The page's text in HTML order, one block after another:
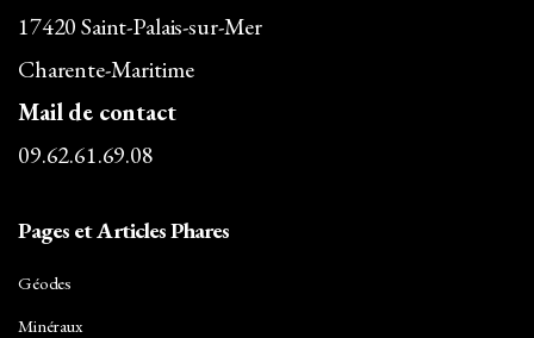
17420 Saint-Palais-sur-Mer
Charente-Maritime
Mail de contact
09.62.61.69.08
Pages et Articles Phares
Géodes
Minéraux